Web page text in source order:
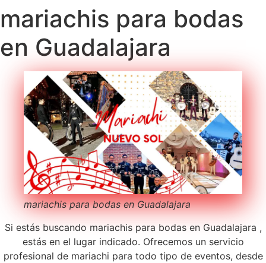
mariachis para bodas
en Guadalajara
mariachis para bodas en Guadalajara
Si estás buscando mariachis para bodas en Guadalajara ,
estás en el lugar indicado. Ofrecemos un servicio
profesional de mariachi para todo tipo de eventos, desde